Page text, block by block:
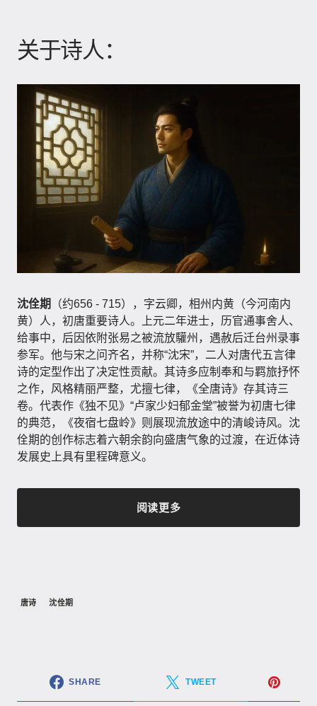
关于诗人：
沈佺期
（约656 - 715），字云卿，相州内黄（今河南内
黄）人，初唐重要诗人。上元二年进士，历官通事舍人、
给事中，后因依附张易之被流放驩州，遇赦后迁台州录事
参军。他与宋之问齐名，并称“沈宋”，二人对唐代五言律
诗的定型作出了决定性贡献。其诗多应制奉和与羁旅抒怀
之作，风格精丽严整，尤擅七律，《全唐诗》存其诗三
卷。代表作《独不见》“卢家少妇郁金堂”被誉为初唐七律
的典范，《夜宿七盘岭》则展现流放途中的清峻诗风。沈
佺期的创作标志着六朝余韵向盛唐气象的过渡，在近体诗
发展史上具有里程碑意义。
阅读更多
唐诗 沈佺期
SHARE TWEET